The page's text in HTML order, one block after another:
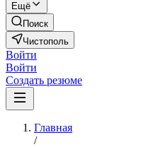
Ещё
Поиск
Чистополь
Войти
Войти
Создать резюме
Главная
/